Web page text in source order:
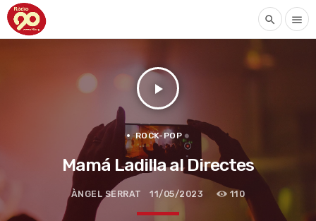
search menu
play_arrow
ROCK-POP
Mamá Ladilla al Directes
ÀNGEL SERRAT 11/05/2023 110